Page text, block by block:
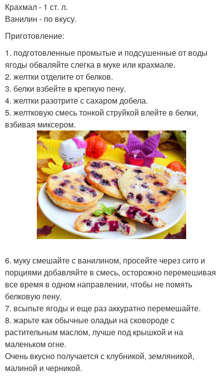
Крахмал - 1 ст. л.
Ванилин - по вкусу.
Приготовление:
1. подготовленные промытые и подсушенные от воды
ягоды обваляйте слегка в муке или крахмале.
2. желтки отделите от белков.
3. белки взбейте в крепкую пену.
4. желтки разотрите с сахаром добела.
5. желтковую смесь тонкой струйкой влейте в белки,
взбивая миксером.
6. муку смешайте с ванилином, просейте через сито и
порциями добавляйте в смесь, осторожно перемешивая
все время в одном направлении, чтобы не помять
белковую пену.
7. всыпьте ягоды и еще раз аккуратно перемешайте.
8. жарьте как обычные оладьи на сковороде с
растительным маслом, лучше под крышкой и на
маленьком огне.
Очень вкусно получается с клубникой, земляникой,
малиной и черникой.